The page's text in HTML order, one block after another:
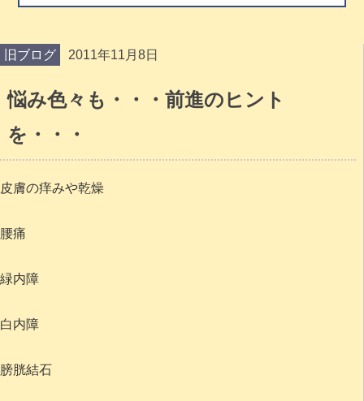
旧ブログ 2011年11月8日
悩み色々も・・・前進のヒント
を・・・
皮膚の痒みや乾燥
腰痛
緑内障
白内障
膀胱結石